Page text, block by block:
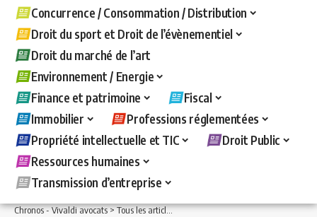
Concurrence / Consommation / Distribution
Droit du sport et Droit de l’évènementiel
Droit du marché de l’art
Environnement / Energie
Finance et patrimoine
Fiscal
Immobilier
Professions réglementées
Propriété intellectuelle et TIC
Droit Public
Ressources humaines
Transmission d’entreprise
Chronos - Vivaldi avocats>Tous les articles >Affaires / Finances>Droit des